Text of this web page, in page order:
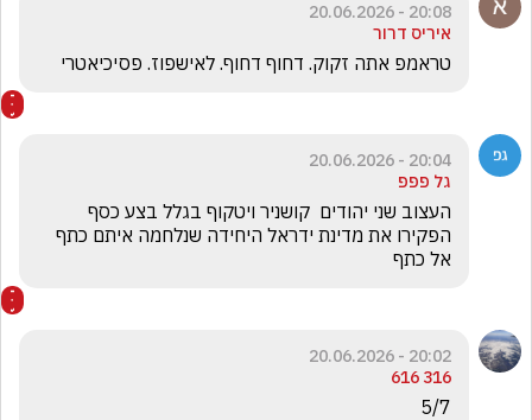
20:08 - 20.06.2026
איריס דרור
טראמפ אתה זקוק. דחוף דחוף. לאישפוז. פסיכיאטרי
20:04 - 20.06.2026
גל פפפ
אל כתף
20:02 - 20.06.2026
316 616
5/7